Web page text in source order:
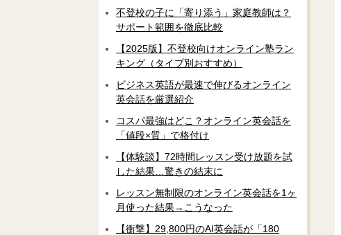
不登校の子に「寄り添う」家庭教師は？
サポート範囲を徹底比較
【2025版】不登校向けオンライン塾ラン
キング（タイプ別おすすめ）
ビジネス英語が最速で伸びるオンライン
英会話を厳選紹介
コスパ最強はどこ？オンライン英会話を
「値段×質」で格付け
【体験談】72時間レッスン受け放題を試
した結果…驚きの結末に
レッスン無制限のオンライン英会話を1ヶ
月使った結果→こうなった
【衝撃】29,800円のAI英会話が「180